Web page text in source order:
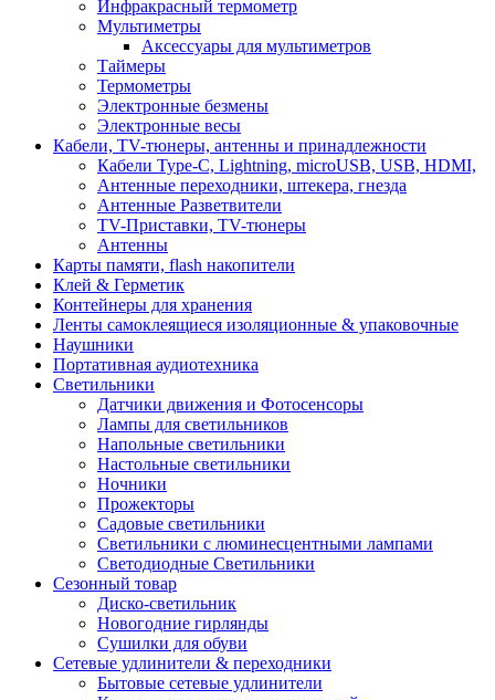
Инфракрасный термометр
Мультиметры
Аксессуары для мультиметров
Таймеры
Термометры
Электронные безмены
Электронные весы
Кабели, TV-тюнеры, антенны и принадлежности
Кабели Type-C, Lightning, microUSB, USB, HDMI,
Антенные переходники, штекера, гнезда
Антенные Разветвители
TV-Приставки, TV-тюнеры
Антенны
Карты памяти, flash накопители
Клей & Герметик
Контейнеры для хранения
Ленты самоклеящиеся изоляционные & упаковочные
Наушники
Портативная аудиотехника
Светильники
Датчики движения и Фотосенсоры
Лампы для светильников
Напольные светильники
Настольные светильники
Ночники
Прожекторы
Садовые светильники
Светильники с люминесцентными лампами
Светодиодные Светильники
Сезонный товар
Диско-светильник
Новогодние гирлянды
Сушилки для обуви
Сетевые удлинители & переходники
Бытовые сетевые удлинители